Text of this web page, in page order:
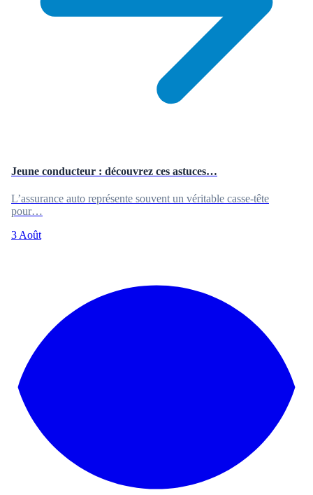
Jeune conducteur : découvrez ces astuces…
L’assurance auto représente souvent un véritable casse-tête
pour…
3 Août